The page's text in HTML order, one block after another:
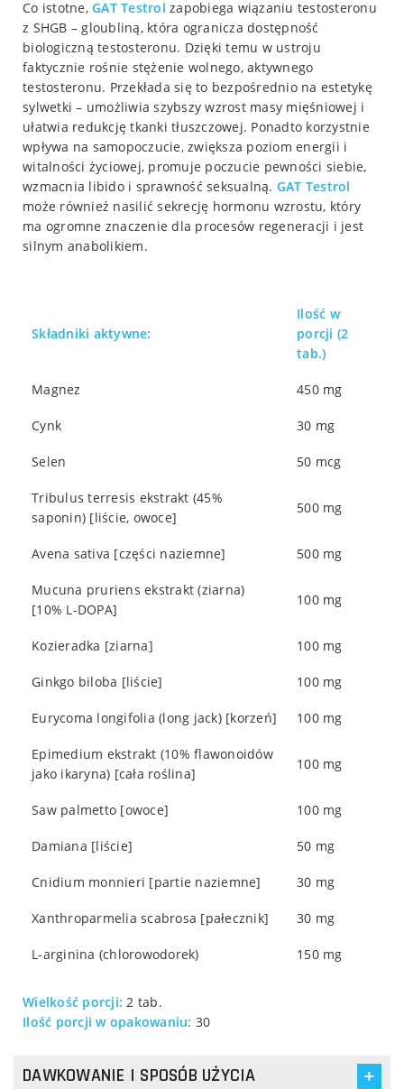
Co istotne, GAT Testrol zapobiega wiązaniu testosteronu
z SHGB – gloubliną, która ogranicza dostępność
biologiczną testosteronu. Dzięki temu w ustroju
faktycznie rośnie stężenie wolnego, aktywnego
testosteronu. Przekłada się to bezpośrednio na estetykę
sylwetki – umożliwia szybszy wzrost masy mięśniowej i
ułatwia redukcję tkanki tłuszczowej. Ponadto korzystnie
wpływa na samopoczucie, zwiększa poziom energii i
witalności życiowej, promuje poczucie pewności siebie,
wzmacnia libido i sprawność seksualną. GAT Testrol
może również nasilić sekrecję hormonu wzrostu, który
ma ogromne znaczenie dla procesów regeneracji i jest
silnym anabolikiem.
Składniki aktywne:
Ilość w
porcji (2
tab.)
Magnez 450 mg
Cynk 30 mg
Selen 50 mcg
Tribulus terresis ekstrakt (45%
saponin) [liście, owoce]
500 mg
Avena sativa [części naziemne] 500 mg
Mucuna pruriens ekstrakt (ziarna)
[10% L-DOPA]
100 mg
Kozieradka [ziarna] 100 mg
Ginkgo biloba [liście] 100 mg
Eurycoma longifolia (long jack) [korzeń] 100 mg
Epimedium ekstrakt (10% flawonoidów
jako ikaryna) [cała roślina]
100 mg
Saw palmetto [owoce] 100 mg
Damiana [liście] 50 mg
Cnidium monnieri [partie naziemne] 30 mg
Xanthroparmelia scabrosa [pałecznik] 30 mg
L-arginina (chlorowodorek) 150 mg
Wielkość porcji: 2 tab.
Ilość porcji w opakowaniu: 30
DAWKOWANIE I SPOSÓB UŻYCIA